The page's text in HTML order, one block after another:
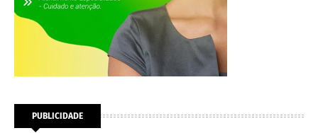
PUBLICIDADE